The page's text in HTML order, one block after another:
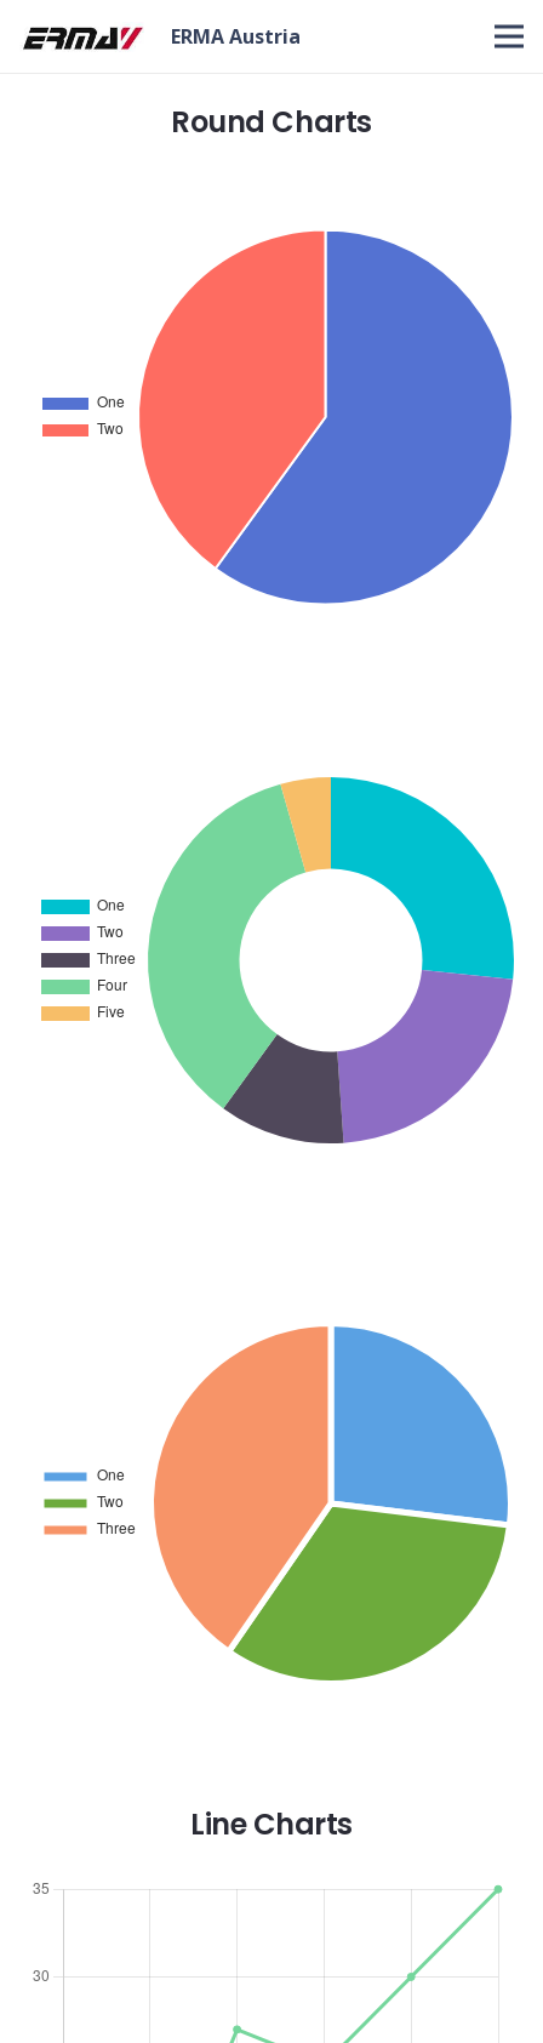
ERMA Austria
Round Charts
Line Charts